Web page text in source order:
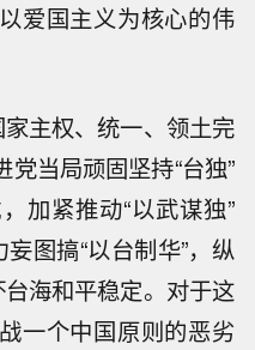
爱国主义为核心的伟
主权、统一、领土完
当局顽固坚持“台独”
加紧推动“以武谋独”
图搞“以台制华”，纵
海和平稳定。对于这
一个中国原则的恶劣